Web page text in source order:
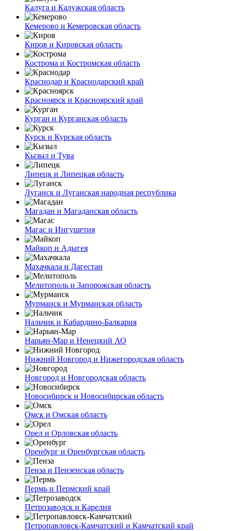
Калуга и Калужская область
Кемерово и Кемеровская область
Киров и Кировская область
Кострома и Костромская область
Краснодар и Краснодарский край
Красноярск и Красноярский край
Курган и Курганская область
Курск и Курская область
Кызыл и Тува
Липецк и Липецкая область
Луганск и Луганская народная республика
Магадан и Магаданская область
Магас и Ингушетия
Майкоп и Адыгея
Махачкала и Дагестан
Мелитополь и Запорожская область
Мурманск и Мурманская область
Нальчик и Кабардино-Балкария
Нарьян-Мар и Ненецкий АО
Нижний Новгород и Нижегородская область
Новгород и Новгородская область
Новосибирск и Новосибирская область
Омск и Омская область
Орел и Орловская область
Оренбург и Оренбургская область
Пенза и Пензенская область
Пермь и Пермский край
Петрозаводск и Карелия
Петропавловск-Камчатский и Камчатский край